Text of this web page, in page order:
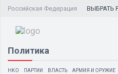
Российская Федерация ВЫБРАТЬ
Политика
НКО ПАРТИИ ВЛАСТЬ АРМИЯ И ОРУЖИЕ